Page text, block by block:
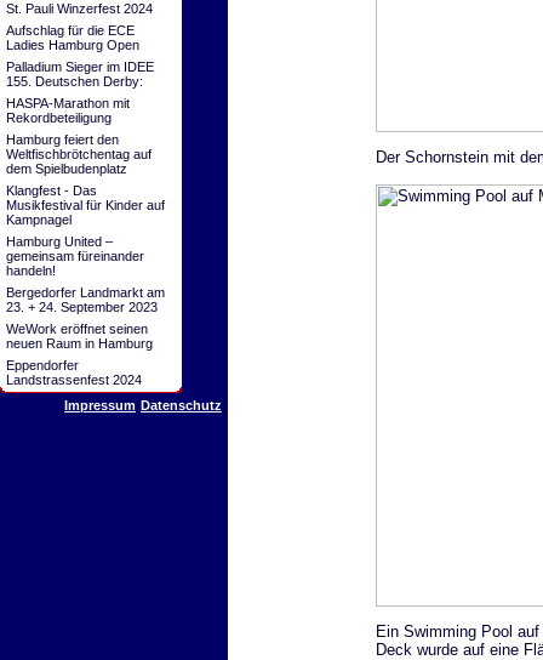
St. Pauli Winzerfest 2024
Aufschlag für die ECE
Ladies Hamburg Open
Palladium Sieger im IDEE
155. Deutschen Derby:
HASPA-Marathon mit
Rekordbeteiligung
Hamburg feiert den
Weltfischbrötchentag auf
dem Spielbudenplatz
Klangfest - Das
Musikfestival für Kinder auf
Kampnagel
Hamburg United –
gemeinsam füreinander
handeln!
Bergedorfer Landmarkt am
23. + 24. September 2023
WeWork eröffnet seinen
neuen Raum in Hamburg
Eppendorfer
Landstrassenfest 2024
Impressum Datenschutz
Der Schornstein mit
Ein Swimming Pool
Deck wurde auf eine